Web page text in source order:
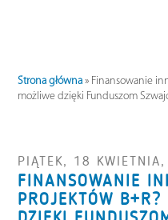
Strona główna » Finansowanie
możliwe dzięki Funduszom
PIĄTEK, 18
FINANSOWANIE
PROJEKTÓW